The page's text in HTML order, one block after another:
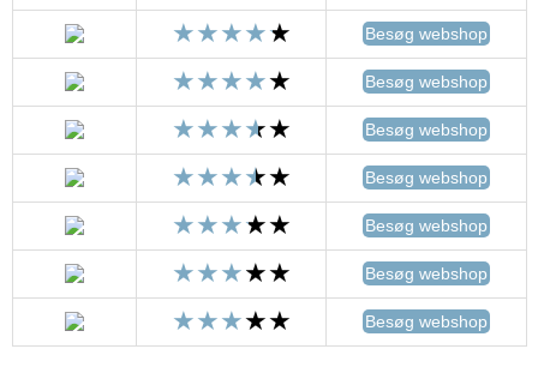
Besøg webshop
Besøg webshop
Besøg webshop
Besøg webshop
Besøg webshop
Besøg webshop
Besøg webshop